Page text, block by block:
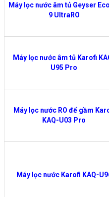
Máy lọc nước âm tủ Geyser
9 UltraRO
Máy lọc nước âm tủ Karofi
U95 Pro
Máy lọc nước RO để gầm
KAQ-U03 Pro
Máy lọc nước Karofi KAQ-